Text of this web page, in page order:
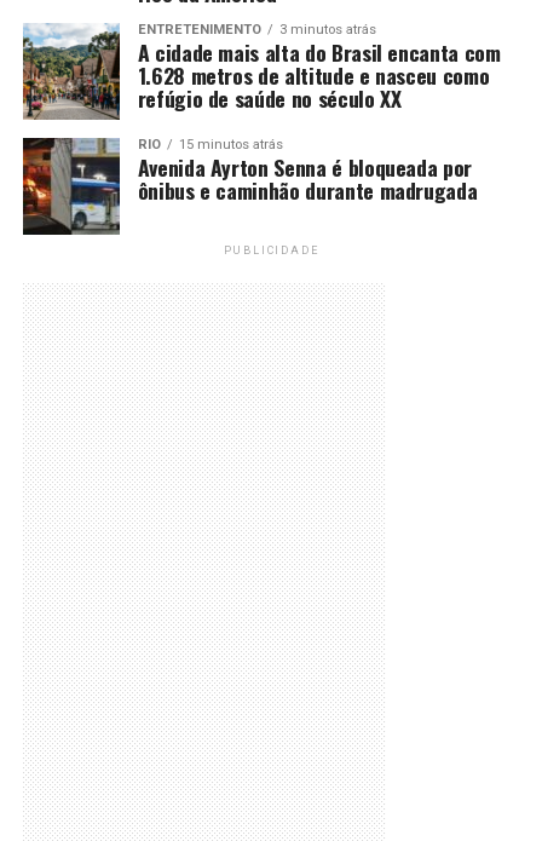
ENTRETENIMENTO 3 minutos atrás
A cidade mais alta do Brasil encanta com
1.628 metros de altitude e nasceu como
refúgio de saúde no século XX
RIO 15 minutos atrás
Avenida Ayrton Senna é bloqueada por
ônibus e caminhão durante madrugada
PUBLICIDADE